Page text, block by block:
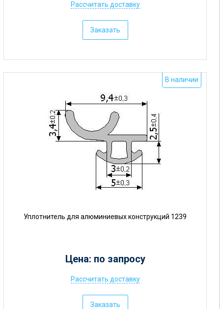
Рассчитать доставку
Заказать
В наличии
Уплотнитель для алюминиевых конструкций 1239
Цена: по запросу
Рассчитать доставку
Заказать